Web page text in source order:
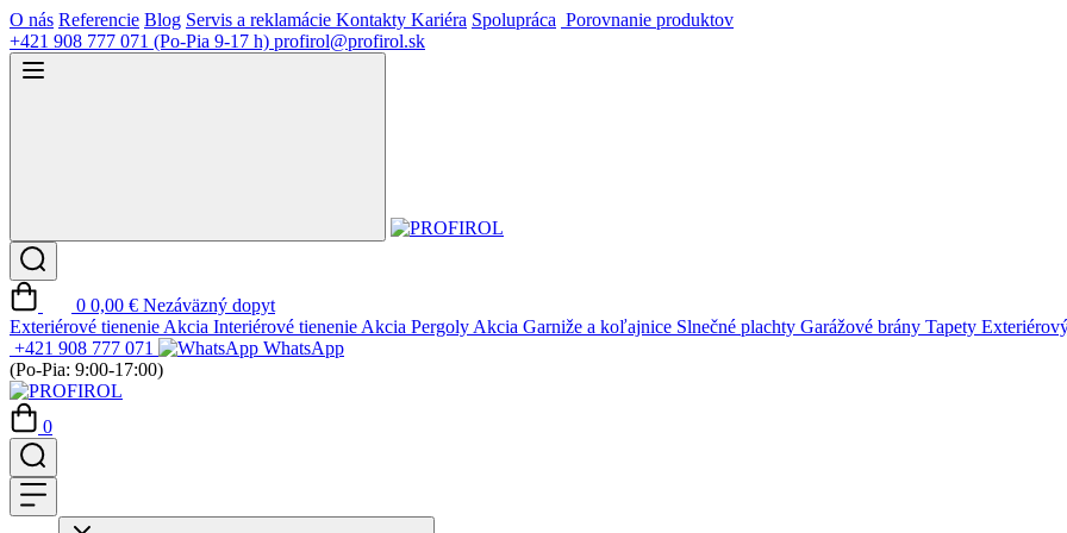
O nás Referencie Blog Servis a reklamácie Kontakty Kariéra Spolupráca Porovnanie produktov
+421 908 777 071 (Po-Pia 9-17 h) profirol@profirol.sk
0 0,00 € Nezáväzný dopyt
Exteriérové tienenie Akcia Interiérové tienenie Akcia Pergoly Akcia Garniže a koľajnice Slnečné plachty Garážové brány Tapety
+421 908 777 071
WhatsApp
(Po-Pia: 9:00-17:00)
0